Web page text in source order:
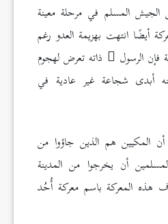
المسلم في مرحلة معينة
أيضًا انتهت بهزيمة العدو رغم
فإن الرسول
ذاته تعرض لهجوم
أبدى شجاعة غير عادية في
المكيين هم الذين جاؤوا من
أن يخرجوا من المدينة
هذه المعركة باسم معركة أُحُد